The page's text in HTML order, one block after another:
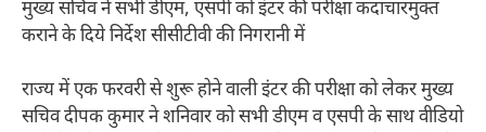
मुख्य सचिव ने सभी डीएम, एसपी को इंटर की परीक्षा कदाचारमुक्त
कराने के दिये निर्देश सीसीटीवी की निगरानी में
राज्य में एक फरवरी से शुरू होने वाली इंटर की परीक्षा को लेकर मुख्य
सचिव दीपक कुमार ने शनिवार को सभी डीएम व एसपी के साथ वीडियो